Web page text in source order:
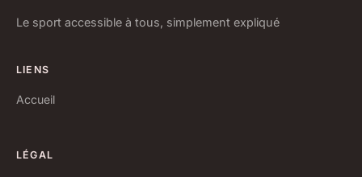
Le sport accessible à tous, simplement expliqué
LIENS
Accueil
LÉGAL